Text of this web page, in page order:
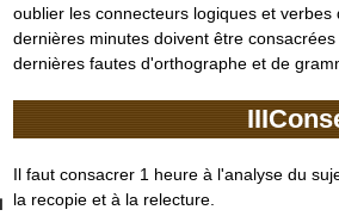
oublier les connecteurs logiques et
dernières minutes doivent être
dernières fautes d'orthographe et de
III
Il faut consacrer 1 heure à l'analyse du
la recopie et à la relecture.